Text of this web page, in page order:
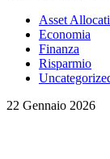
Asset
Economia
Finanza
Risparmio
22 Gennaio 2026